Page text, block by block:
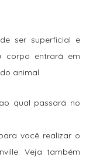
ser superficial e
corpo entrará em
animal.
qual passará no
você realizar o
Veja também